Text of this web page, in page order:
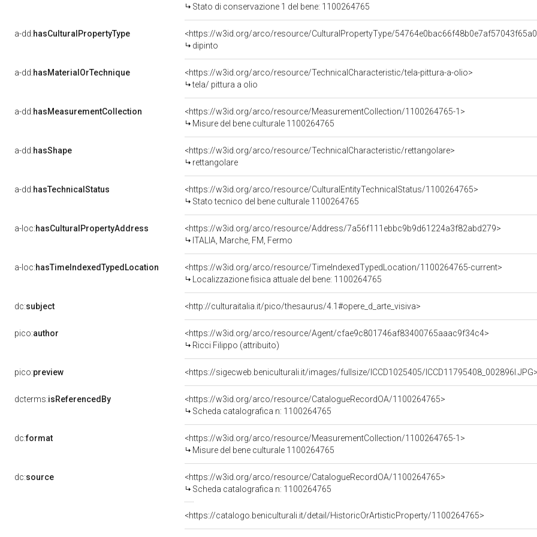
Stato di conservazione 1 del bene: 1100264765
a-dd:hasCulturalPropertyType
<https://w3id.org/arco/resource/CulturalPropertyType/
dipinto
a-dd:hasMaterialOrTechnique
<https://w3id.org/arco/resource/TechnicalCharacteristic/tela-pittura-a-olio>
tela/ pittura a olio
a-dd:hasMeasurementCollection
<https://w3id.org/arco/resource/MeasurementCollection/1100264765-1>
Misure del bene culturale 1100264765
a-dd:hasShape
<https://w3id.org/arco/resource/TechnicalCharacteristic/rettangolare>
rettangolare
a-dd:hasTechnicalStatus
<https://w3id.org/arco/resource/CulturalEntityTechnicalStatus/1100264765>
Stato tecnico del bene culturale 1100264765
a-loc:hasCulturalPropertyAddress
<https://w3id.org/arco/resource/Address/7a56f111ebbc9b9d61224a3f82abd279>
ITALIA, Marche, FM, Fermo
a-loc:hasTimeIndexedTypedLocation
<https://w3id.org/arco/resource/TimeIndexedTypedLocation/1100264765-current>
Localizzazione fisica attuale del bene: 1100264765
dc:subject <http://culturaitalia.it/pico/thesaurus/4.1#opere_d_arte_visiva>
pico:author
<https://w3id.org/arco/resource/Agent/cfae9c801746af83400765aaac9f34c4>
Ricci Filippo (attribuito)
pico:preview <https://sigecweb.beniculturali.it/images/fullsize/ICCD1025405/
dcterms:isReferencedBy
<https://w3id.org/arco/resource/CatalogueRecordOA/1100264765>
Scheda catalografica n: 1100264765
dc:format
<https://w3id.org/arco/resource/MeasurementCollection/1100264765-1>
Misure del bene culturale 1100264765
dc:source
<https://w3id.org/arco/resource/CatalogueRecordOA/1100264765>
Scheda catalografica n: 1100264765
<https://catalogo.beniculturali.it/detail/HistoricOrArtisticProperty/1100264765>